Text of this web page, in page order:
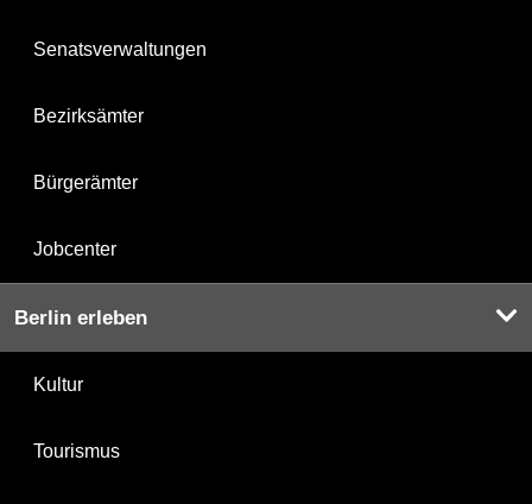
Senatsverwaltungen
Bezirksämter
Bürgerämter
Jobcenter
Berlin erleben
Kultur
Tourismus